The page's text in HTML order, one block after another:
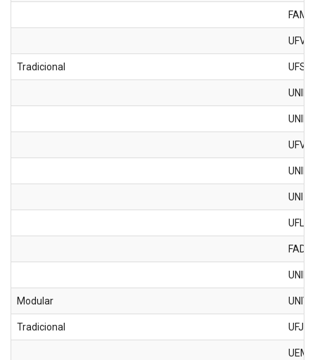
Tradicional UFSJ
UNI-
UFLA
FADIP
Modular
Tradicional UFJF